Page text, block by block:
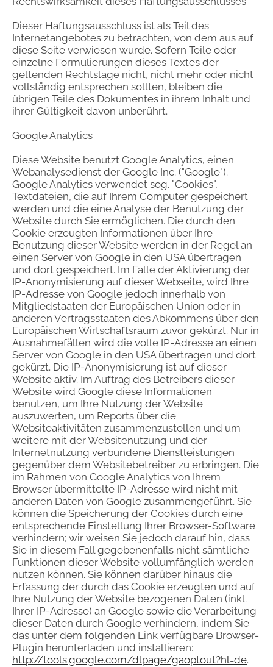
Dieser Haftungsausschluss ist als Teil des
Internetangebotes zu betrachten, von dem aus auf
diese Seite verwiesen wurde. Sofern Teile oder
einzelne Formulierungen dieses Textes der
geltenden Rechtslage nicht, nicht mehr oder nicht
vollständig entsprechen sollten, bleiben die
übrigen Teile des Dokumentes in ihrem Inhalt und
ihrer Gültigkeit davon unberührt.
Google Analytics
Diese Website benutzt Google Analytics, einen
Webanalysedienst der Google Inc. ("Google").
Google Analytics verwendet sog. "Cookies",
Textdateien, die auf Ihrem Computer gespeichert
werden und die eine Analyse der Benutzung der
Website durch Sie ermöglichen. Die durch den
Cookie erzeugten Informationen über Ihre
Benutzung dieser Website werden in der Regel an
einen Server von Google in den USA übertragen
und dort gespeichert. Im Falle der Aktivierung der
IP-Anonymisierung auf dieser Webseite, wird Ihre
IP-Adresse von Google jedoch innerhalb von
Mitgliedstaaten der Europäischen Union oder in
anderen Vertragsstaaten des Abkommens über den
Europäischen Wirtschaftsraum zuvor gekürzt. Nur in
Ausnahmefällen wird die volle IP-Adresse an einen
Server von Google in den USA übertragen und dort
gekürzt. Die IP-Anonymisierung ist auf dieser
Website aktiv. Im Auftrag des Betreibers dieser
Website wird Google diese Informationen
benutzen, um Ihre Nutzung der Website
auszuwerten, um Reports über die
Websiteaktivitäten zusammenzustellen und um
weitere mit der Websitenutzung und der
Internetnutzung verbundene Dienstleistungen
gegenüber dem Websitebetreiber zu erbringen. Die
im Rahmen von Google Analytics von Ihrem
Browser übermittelte IP-Adresse wird nicht mit
anderen Daten von Google zusammengeführt. Sie
können die Speicherung der Cookies durch eine
entsprechende Einstellung Ihrer Browser-Software
verhindern; wir weisen Sie jedoch darauf hin, dass
Sie in diesem Fall gegebenenfalls nicht sämtliche
Funktionen dieser Website vollumfänglich werden
nutzen können. Sie können darüber hinaus die
Erfassung der durch das Cookie erzeugten und auf
Ihre Nutzung der Website bezogenen Daten (inkl.
Ihrer IP-Adresse) an Google sowie die Verarbeitung
dieser Daten durch Google verhindern, indem Sie
das unter dem folgenden Link verfügbare Browser-
Plugin herunterladen und installieren:
http://tools.google.com/dlpage/gaoptout?hl=de.